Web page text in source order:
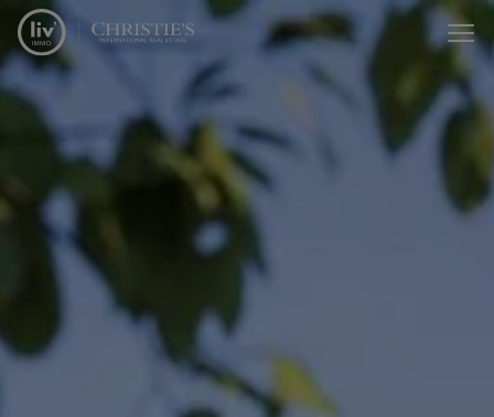
Menu overslaan en naar de inhoud gaan